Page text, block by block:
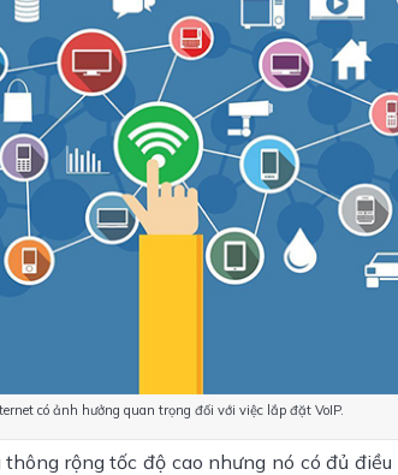
có ảnh hưởng quan trọng đối với việc lắp đặt VoIP.
rộng tốc độ cao nhưng nó có đủ